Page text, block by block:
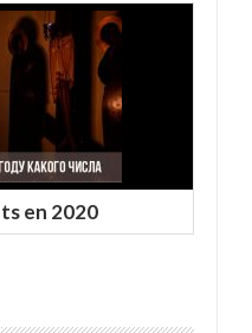
en 2020